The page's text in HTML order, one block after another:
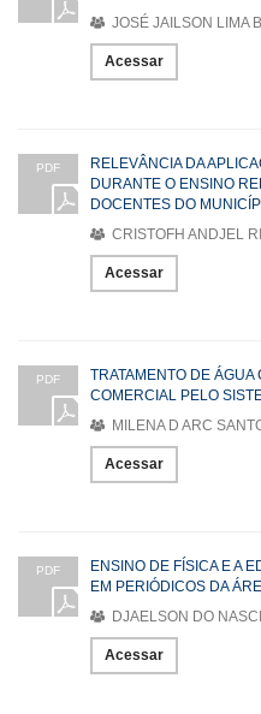
JOSÉ JAILSON LIMA
Acessar
PDF
RELEVÂNCIA DA
DURANTE O ENSINO
DOCENTES DO
CRISTOFH ANDJEL
Acessar
PDF
TRATAMENTO DE ÁGUA
COMERCIAL PELO
MILENA D ARC
Acessar
PDF
ENSINO DE FÍSICA E A
EM PERIÓDICOS DA
DJAELSON DO
Acessar